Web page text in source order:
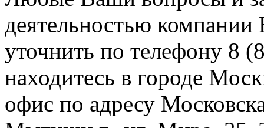
деятельностью
уточнить по телефону 8
находитесь в городе
офис по адресу